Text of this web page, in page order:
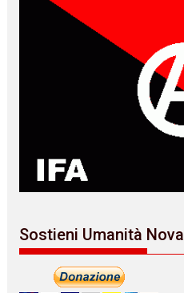
Sostieni Umanità Nova